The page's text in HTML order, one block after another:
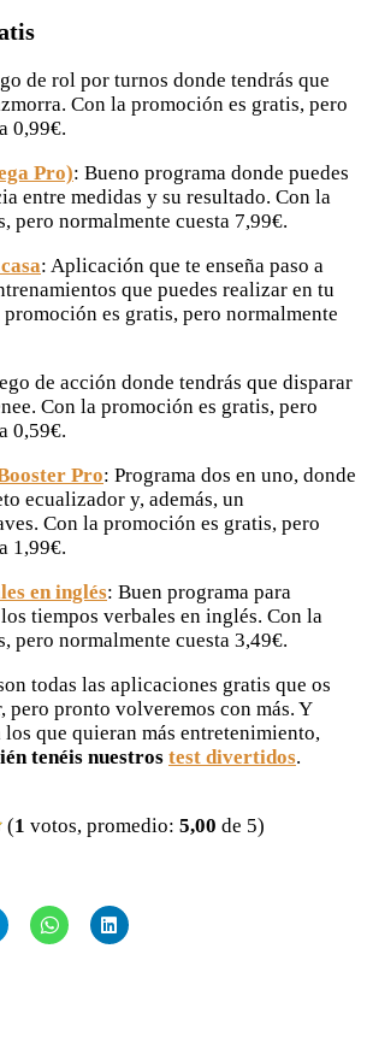
de rol por turnos donde tendrás que
Con la promoción es gratis, pero
0,99€.
Pro): Bueno programa donde puedes
entre medidas y su resultado. Con la
pero normalmente cuesta 7,99€.
: Aplicación que te enseña paso a
que puedes realizar en tu
es gratis, pero normalmente
de acción donde tendrás que disparar
Con la promoción es gratis, pero
0,59€.
Pro: Programa dos en uno, donde
ecualizador y, además, un
Con la promoción es gratis, pero
1,99€.
en inglés: Buen programa para
tiempos verbales en inglés. Con la
pero normalmente cuesta 3,49€.
todas las aplicaciones gratis que os
pero pronto volveremos con más. Y
que quieran más entretenimiento,
tenéis nuestros test divertidos.
(1 votos, promedio: 5,00 de 5)